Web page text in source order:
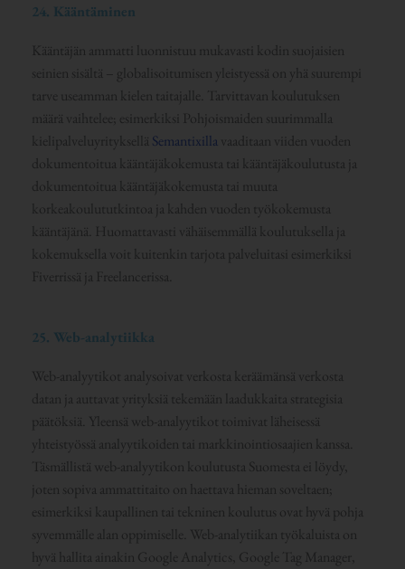
24. Kääntäminen
Kääntäjän ammatti luonnistuu mukavasti kodin suojaisien
seinien sisältä – globalisoitumisen yleistyessä on yhä suurempi
tarve useamman kielen taitajalle. Tarvittavan koulutuksen
määrä vaihtelee; esimerkiksi Pohjoismaiden suurimmalla
kielipalveluyrityksellä Semantixillavaaditaan viiden vuoden
dokumentoitua kääntäjäkokemusta tai kääntäjäkoulutusta ja
dokumentoitua kääntäjäkokemusta tai muuta
korkeakoulututkintoa ja kahden vuoden työkokemusta
kääntäjänä. Huomattavasti vähäisemmällä koulutuksella ja
kokemuksella voit kuitenkin tarjota palveluitasi esimerkiksi
Fiverrissä ja Freelancerissa.
25. Web-analytiikka
Web-analyytikot analysoivat verkosta keräämänsä verkosta
datan ja auttavat yrityksiä tekemään laadukkaita strategisia
päätöksiä. Yleensä web-analyytikot toimivat läheisessä
yhteistyössä analyytikoiden tai markkinointiosaajien kanssa.
Täsmällistä web-analyytikon koulutusta Suomesta ei löydy,
joten sopiva ammattitaito on haettava hieman soveltaen;
esimerkiksi kaupallinen tai tekninen koulutus ovat hyvä pohja
syvemmälle alan oppimiselle. Web-analytiikan työkaluista on
hyvä hallita ainakin Google Analytics, Google Tag Manager,